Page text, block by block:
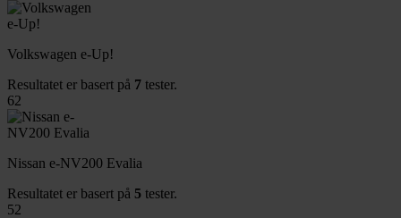
Volkswagen e-Up!
Resultatet er basert på 7 tester.
62
Nissan e-NV200 Evalia
Resultatet er basert på 5 tester.
52